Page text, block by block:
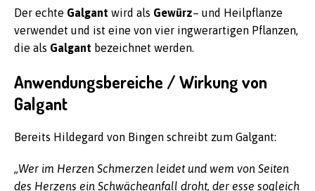
Der echte Galgant wird als Gewürz– und Heilpflanze
verwendet und ist eine von vier ingwerartigen Pflanzen,
die als Galgant bezeichnet werden.
Anwendungsbereiche / Wirkung von
Galgant
Bereits Hildegard von Bingen schreibt zum Galgant:
„Wer im Herzen Schmerzen leidet und wem von Seiten
des Herzens ein Schwächeanfall droht, der esse sogleich